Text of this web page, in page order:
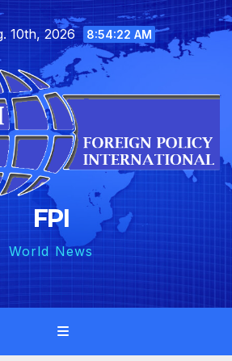
10th, 2026 8:54:24 AM
FPI
World News